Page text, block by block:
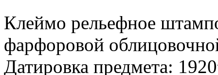
Клеймо рельефное
фарфоровой
Датировка предмета: